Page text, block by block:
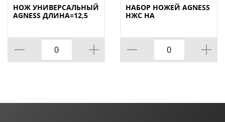
НОЖ УНИВЕРСАЛЬНЫЙ
AGNESS ДЛИНА=12,5
НАБОР НОЖЕЙ AGNESS
НЖС НА
ПОДСТАВКЕ 8 ПР.,
КОР=6НАБОР.